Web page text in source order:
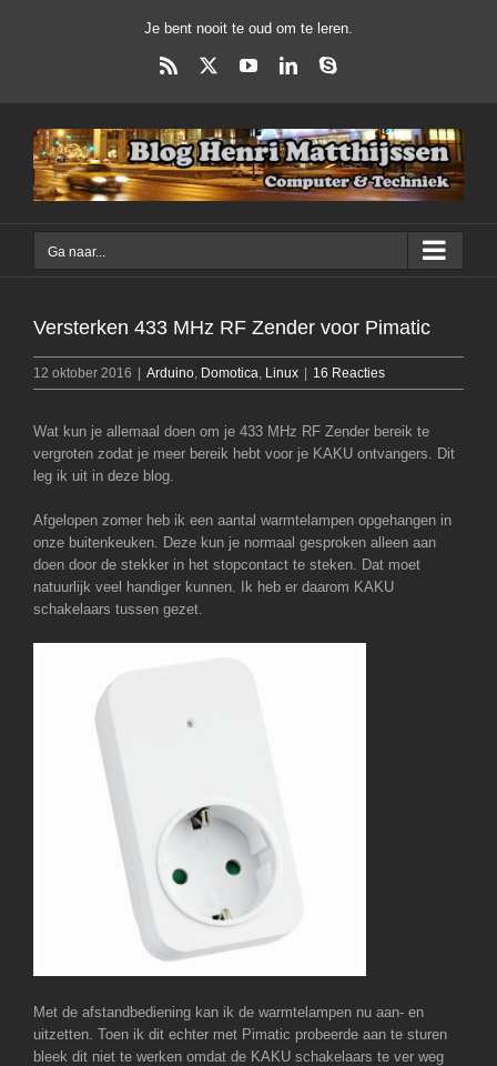
Je bent nooit te oud om te leren.
Rss YouTubeLinkedInSkype
Ga naar...
Versterken 433 MHz RF Zender voor Pimatic
12 oktober 2016 | Arduino, Domotica, Linux | 16 Reacties
Wat kun je allemaal doen om je 433 MHz RF Zender bereik te
vergroten zodat je meer bereik hebt voor je KAKU ontvangers. Dit
leg ik uit in deze blog.
Afgelopen zomer heb ik een aantal warmtelampen opgehangen in
onze buitenkeuken. Deze kun je normaal gesproken alleen aan
doen door de stekker in het stopcontact te steken. Dat moet
natuurlijk veel handiger kunnen. Ik heb er daarom KAKU
schakelaars tussen gezet.
Met de afstandbediening kan ik de warmtelampen nu aan- en
uitzetten. Toen ik dit echter met Pimatic probeerde aan te sturen
bleek dit niet te werken omdat de KAKU schakelaars te ver weg